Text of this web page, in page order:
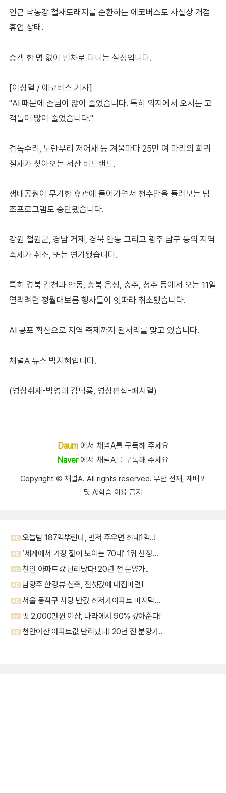
인근 낙동강 철새도래지를 순환하는 에코버스도 사실상 개점
휴업 상태.
승객 한 명 없이 빈차로 다니는 실정입니다.
[이상열 / 에코버스 기사]
"AI 때문에 손님이 많이 줄었습니다. 특히 외지에서 오시는 고
객들이 많이 줄었습니다."
검독수리, 노란부리 저어새 등 겨울마다 25만 여 마리의 희귀
철새가 찾아오는 서산 버드랜드.
생태공원이 무기한 휴관에 들어가면서 천수만을 둘러보는 탐
조프로그램도 중단됐습니다.
강원 철원군, 경남 거제, 경북 안동 그리고 광주 남구 등의 지역
축제가 취소, 또는 연기됐습니다.
특히 경북 김천과 안동, 충북 음성, 충주, 청주 등에서 오는 11일
열리려던 정월대보름 행사들이 잇따라 취소됐습니다.
AI 공포 확산으로 지역 축제까지 된서리를 맞고 있습니다.
채널A 뉴스 박지혜입니다.
(영상취재-박영래 김덕룡, 영상편집-배시열)
Daum에서 채널A를 구독해 주세요
Naver에서 채널A를 구독해 주세요
Copyright Ⓒ 채널A. All rights reserved. 무단 전재, 재배포
및 AI학습 이용 금지